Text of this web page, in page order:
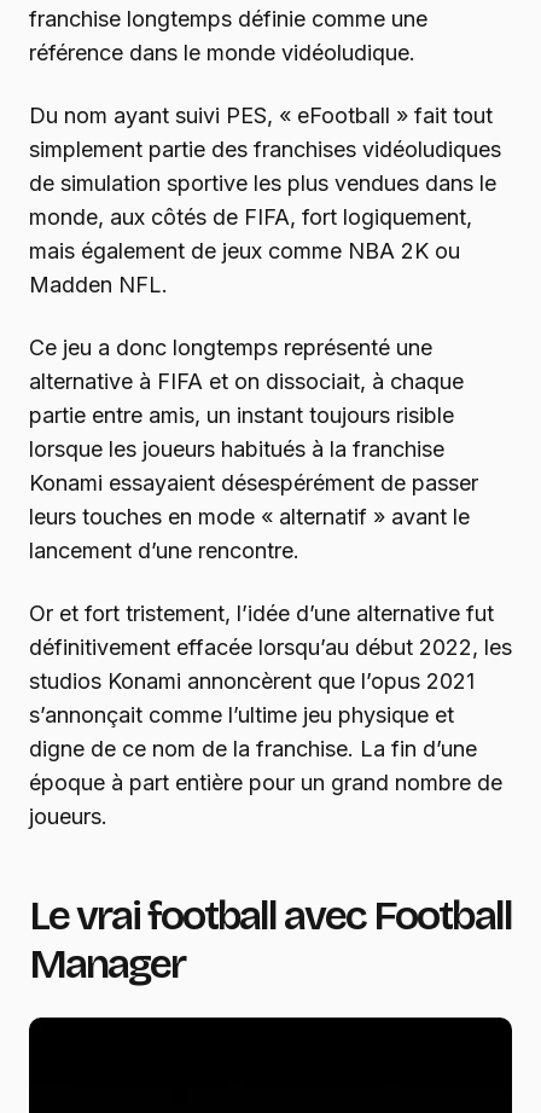
franchise longtemps définie comme une
référence dans le monde vidéoludique.
Du nom ayant suivi PES, « eFootball » fait tout
simplement partie des franchises vidéoludiques
de simulation sportive les plus vendues dans le
monde, aux côtés de FIFA, fort logiquement,
mais également de jeux comme NBA 2K ou
Madden NFL.
Ce jeu a donc longtemps représenté une
alternative à FIFA et on dissociait, à chaque
partie entre amis, un instant toujours risible
lorsque les joueurs habitués à la franchise
Konami essayaient désespérément de passer
leurs touches en mode « alternatif » avant le
lancement d’une rencontre.
Or et fort tristement, l’idée d’une alternative fut
définitivement effacée lorsqu’au début 2022, les
studios Konami annoncèrent que l’opus 2021
s’annonçait comme l’ultime jeu physique et
digne de ce nom de la franchise. La fin d’une
époque à part entière pour un grand nombre de
joueurs.
Le vrai football avec Football
Manager